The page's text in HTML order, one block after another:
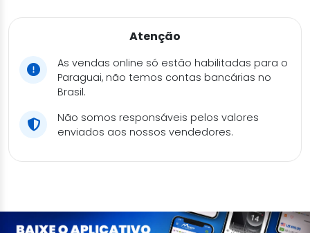
Atenção
As vendas online só estão habilitadas para o
Paraguai, não temos contas bancárias no
Brasil.
Não somos responsáveis pelos valores
enviados aos nossos vendedores.